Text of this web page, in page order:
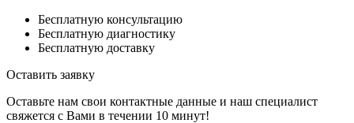
Бесплатную консультацию
Бесплатную диагностику
Бесплатную доставку
Оставить заявку
Оставьте нам свои контактные данные и наш специалист
свяжется с Вами в течении 10 минут!